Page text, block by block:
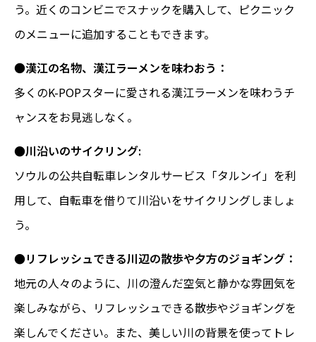
う。近くのコンビニでスナックを購入して、ピクニック
のメニューに追加することもできます。
●漢江の名物、漢江ラーメンを味わおう：
多くのK-POPスターに愛される漢江ラーメンを味わうチ
ャンスをお見逃しなく。
●川沿いのサイクリング:
ソウルの公共自転車レンタルサービス「タルンイ」を利
用して、自転車を借りて川沿いをサイクリングしましょ
う。
●リフレッシュできる川辺の散歩や夕方のジョギング：
地元の人々のように、川の澄んだ空気と静かな雰囲気を
楽しみながら、リフレッシュできる散歩やジョギングを
楽しんでください。また、美しい川の背景を使ってトレ